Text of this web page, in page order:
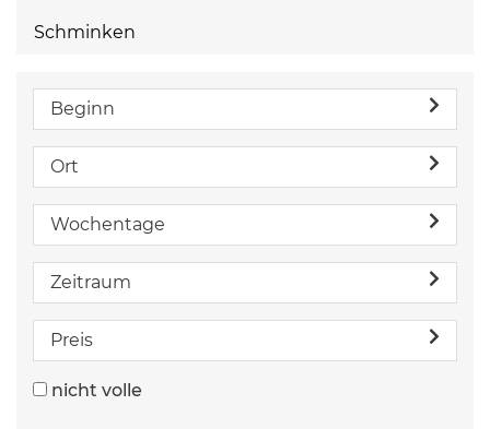
Schminken
Beginn
Ort
Wochentage
Zeitraum
Preis
nicht volle